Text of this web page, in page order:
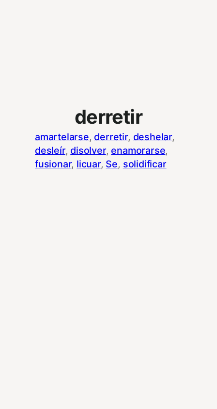
derretir
amartelarse, derretir, deshelar
desleír, disolver, enamorarse
fusionar, licuar, Se, solidificar